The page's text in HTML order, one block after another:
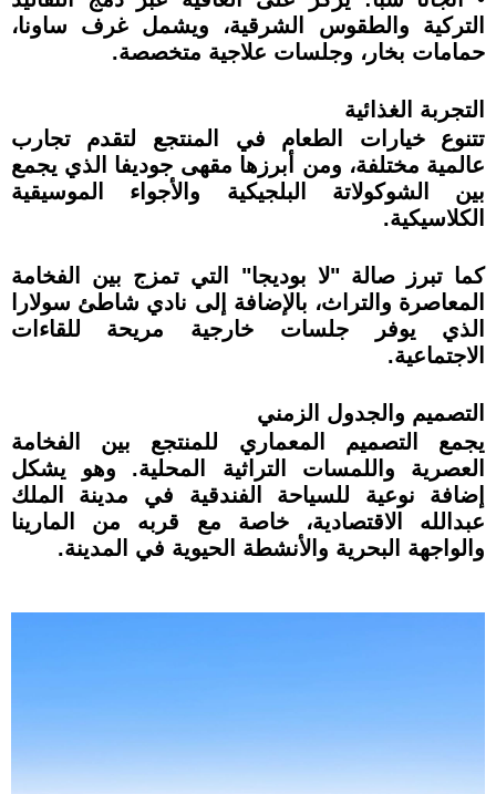
التركية والطقوس الشرقية، ويشمل غرف ساونا،
حمامات بخار، وجلسات علاجية متخصصة.
التجربة الغذائية
تتنوع خيارات الطعام في المنتجع لتقدم تجارب
عالمية مختلفة، ومن أبرزها مقهى جوديفا الذي يجمع
بين الشوكولاتة البلجيكية والأجواء الموسيقية
الكلاسيكية.
كما تبرز صالة "لا بوديجا" التي تمزج بين الفخامة
المعاصرة والتراث، بالإضافة إلى نادي شاطئ سولارا
الذي يوفر جلسات خارجية مريحة للقاءات
الاجتماعية.
التصميم والجدول الزمني
يجمع التصميم المعماري للمنتجع بين الفخامة
العصرية واللمسات التراثية المحلية. وهو يشكل
إضافة نوعية للسياحة الفندقية في مدينة الملك
عبدالله الاقتصادية، خاصة مع قربه من المارينا
والواجهة البحرية والأنشطة الحيوية في المدينة.